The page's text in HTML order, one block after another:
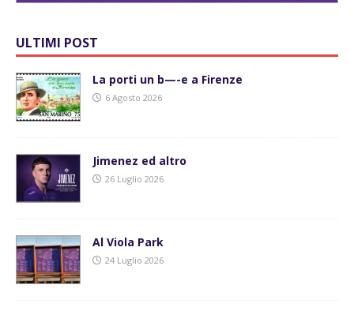
ULTIMI POST
La porti un b—-e a Firenze
6 Agosto 2026
Jimenez ed altro
26 Luglio 2026
Al Viola Park
24 Luglio 2026